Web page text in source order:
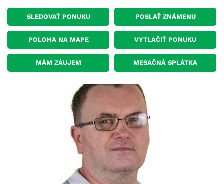
SLEDOVAŤ PONUKU POSLAŤ ZNÁMENU
POLOHA NA MAPE VYTLAČIŤ PONUKU
MÁM ZÁUJEM MESAČNÁ SPLÁTKA